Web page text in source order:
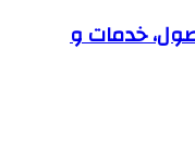
خدمات و